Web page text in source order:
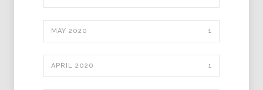
MAY 2020 1
APRIL 2020 1